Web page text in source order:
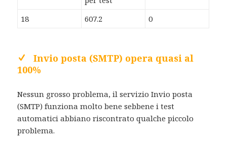
18
607.2 0
Invio posta (SMTP) opera quasi al
100%
Nessun grosso problema, il servizio Invio posta
(SMTP) funziona molto bene sebbene i test
automatici abbiano riscontrato qualche piccolo
problema.